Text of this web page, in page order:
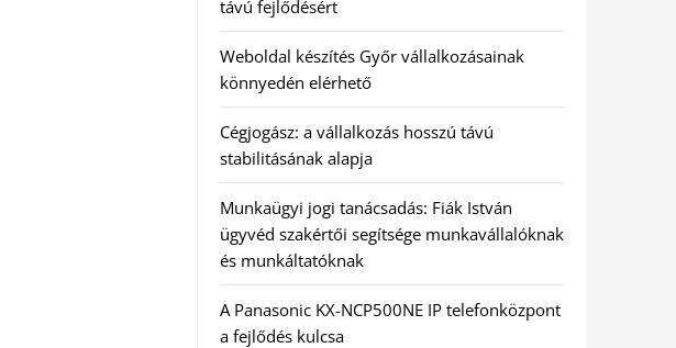
távú fejlődésért
Weboldal készítés Győr vállalkozásainak
könnyedén elérhető
Cégjogász: a vállalkozás hosszú távú
stabilitásának alapja
Munkaügyi jogi tanácsadás: Fiák István
ügyvéd szakértői segítsége munkavállalóknak
és munkáltatóknak
A Panasonic KX-NCP500NE IP telefonközpont
a fejlődés kulcsa